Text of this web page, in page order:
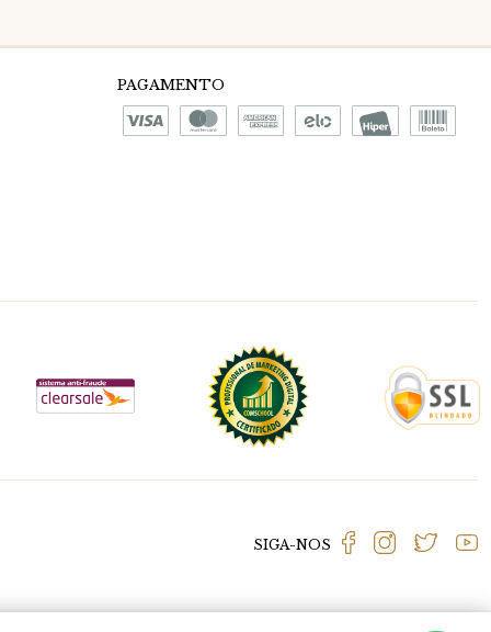
PAGAMENTO
SIGA-NOS